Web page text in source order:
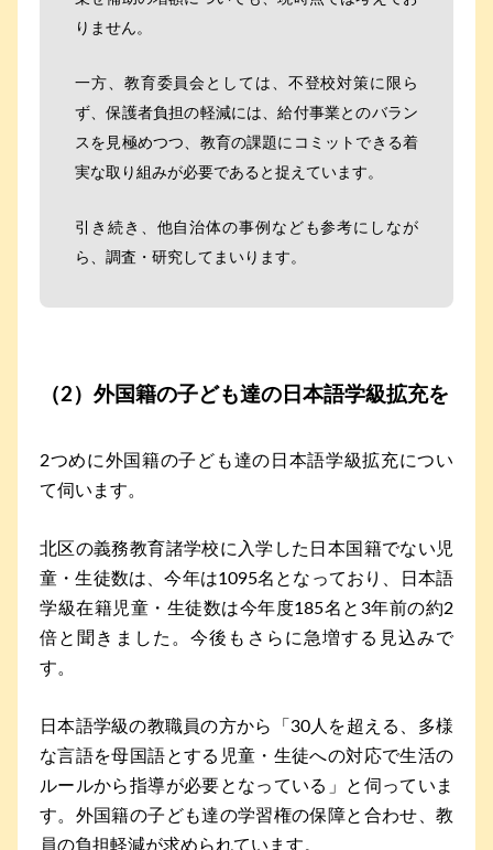
りません。
一方、教育委員会としては、不登校対策に限ら
ず、保護者負担の軽減には、給付事業とのバラン
スを見極めつつ、教育の課題にコミットできる着
実な取り組みが必要であると捉えています。
引き続き、他自治体の事例なども参考にしなが
ら、調査・研究してまいります。
（2）外国籍の子ども達の日本語学級拡充を
2つめに外国籍の子ども達の日本語学級拡充につい
て伺います。
北区の義務教育諸学校に入学した日本国籍でない児
童・生徒数は、今年は1095名となっており、日本語
学級在籍児童・生徒数は今年度185名と3年前の約2
倍と聞きました。今後もさらに急増する見込みで
す。
日本語学級の教職員の方から「30人を超える、多様
な言語を母国語とする児童・生徒への対応で生活の
ルールから指導が必要となっている」と伺っていま
す。外国籍の子ども達の学習権の保障と合わせ、教
員の負担軽減が求められています。